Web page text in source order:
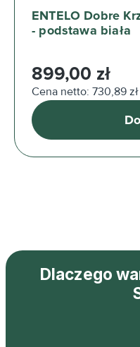
ENTELO Dobre
- podstawa biała
Cena regularna:
899,00 zł
Cena netto: 730,89 zł
Dlaczego